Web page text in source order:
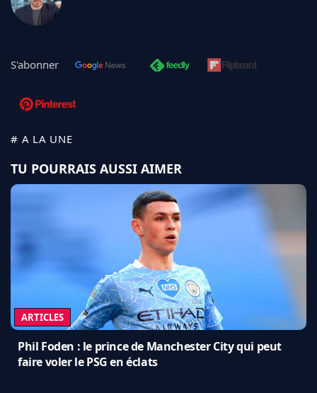
S'abonner
# A LA UNE
TU POURRAIS AUSSI AIMER
ARTICLES
Phil Foden : le prince de Manchester City qui peut
faire voler le PSG en éclats